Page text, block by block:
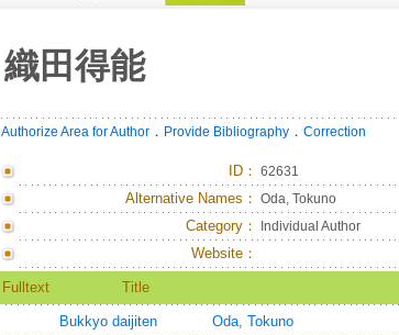
織田得能
Authorize Area for Author． Provide Bibliography． Correction
ID： 62631
Alternative Names： Oda, Tokuno
Category： Individual Author
Website：
Fulltext Title
Bukkyo daijiten Oda, Tokuno